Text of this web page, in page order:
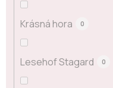
Krásná hora 0
Lesehof Stagard 0